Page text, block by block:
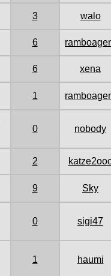
3 walo
6
6 xena
1
0 nobody
2
9 Sky
0 sigi47
1 haumi